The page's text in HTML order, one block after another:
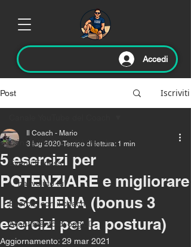
Accedi
Post Iscriviti
Canale YouTube del Coach
Eventi Fitness
L' hai voluto tu!
Esercizi con il coach
Allenamento di oggi🏃‍♂️
5 esercizi per
POTENZIARE e migliorare
la SCHIENA (bonus 3
esercizi per la postura)
Il Coach - Mario
3 lug 2020 Tempo di lettura: 1 min
Aggiornamento: 29 mar 2021